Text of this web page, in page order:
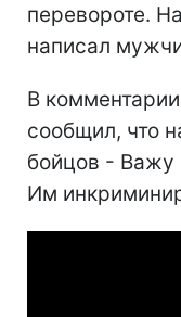
перевороте.
написал
В
сообщил, что
бойцов - Важу
Им